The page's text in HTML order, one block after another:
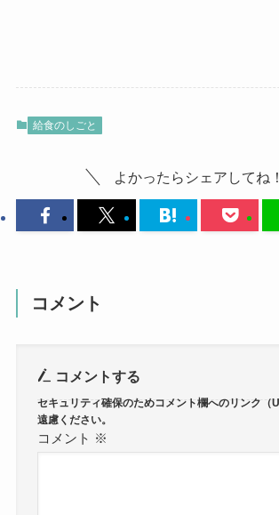
給食のしごと
よかったらシェアしてね！
コメント
コメントする
コメント ※